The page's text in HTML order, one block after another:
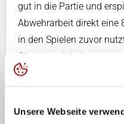
Unsere Webseite
gut in die Partie und
Abwehrarbeit direkt eine
in den Spielen zuvor
Chancen nicht
wieder auf 9:8 heran.
davon (14:9), doch nach